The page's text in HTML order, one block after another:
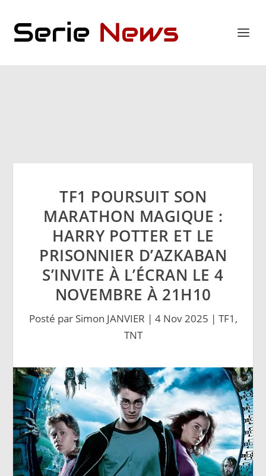
TF1 POURSUIT SON
MARATHON MAGIQUE :
HARRY POTTER ET LE
PRISONNIER D’AZKABAN
S’INVITE À L’ÉCRAN LE 4
NOVEMBRE À 21H10
Posté par Simon JANVIER | 4 Nov 2025 | TF1 ,
TNT